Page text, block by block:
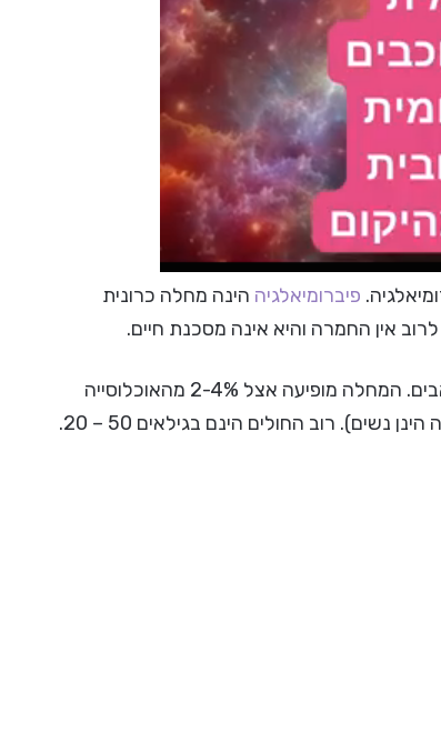
פיברומיאלגיה הינה מחלה כרונית
אין החמרה והיא אינה מסכנת חיים.
המונח פיברו מתייחס לרקמות חיבור, מיו מתייחס לשרירים ואלגיה לכאבים. המחלה מופיעה אצל 2-4% מהאוכלוסייה